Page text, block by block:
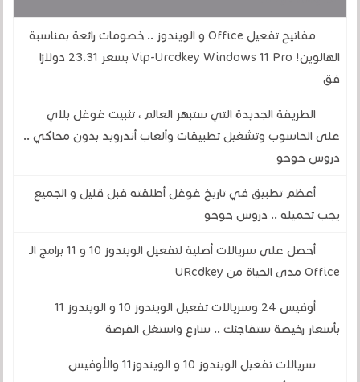
مفاتيح تفعيل Office و الويندوز .. خصومات رائعة بمناسبة
الهالوين! Vip-Urcdkey Windows 11 Pro بسعر 23.31 دولارًا
فق
الطريقة الجديدة التي ستبهر العالم ، تثبيت غوغل بلاي
على الحاسوب وتشغيل تطبيقات وألعاب أندرويد بدون محاكي ..
دروس حوحو
أعظم تطبيق في تاريخ غوغل أطلقته قبل قليل و الجميع
يجب تحميله .. دروس حوحو
أحصل على سريالات أصلية لتفعيل الويندوز 10 و 11 برامج الـ
Office مدى الحياة من URcdkey
أوفيس 24 وسريالات تفعيل الويندوز 10 و الويندوز 11
بأسعار رخيصة ستفاجئك .. سارع واستغل الفرصة
سريالات تفعيل الويندوز 10 و الويندوز11 والأوفيس